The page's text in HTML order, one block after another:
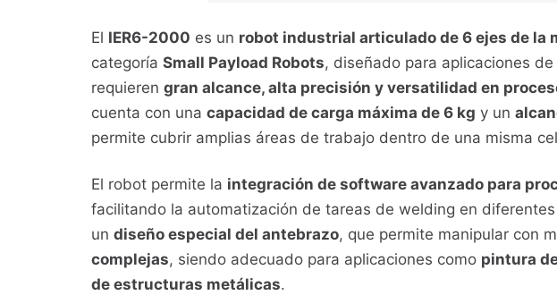
El IER6-2000 es un robot industrial articulado de 6 ejes de la
categoría Small Payload Robots, diseñado para aplicaciones de
requieren gran alcance, alta precisión y versatilidad en
cuenta con una capacidad de carga máxima de 6 kg y un
permite cubrir amplias áreas de trabajo dentro de una misma
El robot permite la integración de software avanzado para
facilitando la automatización de tareas de welding en
un diseño especial del antebrazo, que permite manipular con
complejas, siendo adecuado para aplicaciones como pintura
de estructuras metálicas.